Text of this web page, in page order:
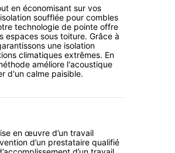
en économisant sur vos
soufflée pour combles
technologie de pointe offre
espaces sous toiture. Grâce à
une isolation
climatiques extrêmes. En
améliore l'acoustique
d'un calme paisible.
en œuvre d’un travail
d’un prestataire qualifié